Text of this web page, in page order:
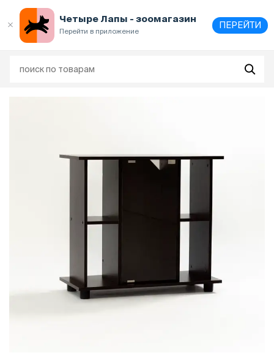
Четыре Лапы - зоомагазин
Перейти в приложение
ПЕРЕЙТИ